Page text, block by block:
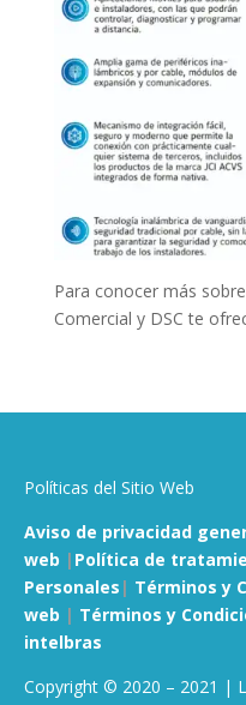
Para conocer más
Comercial y DSC te
Políticas del Sitio Web
Aviso de privacidad
web | Política de
Personales | Términos y
web | Términos y
intelbras
Copyright © 2020 – 2021 |